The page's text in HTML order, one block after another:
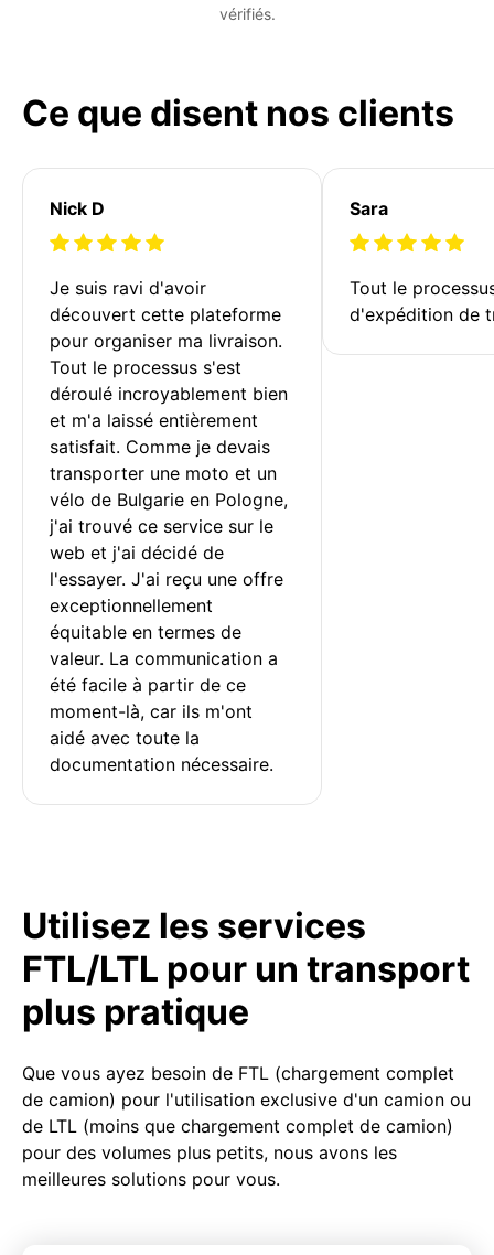
vérifiés.
Ce que disent nos clients
Nick D
Je suis ravi d'avoir
découvert cette plateforme
pour organiser ma livraison.
Tout le processus s'est
déroulé incroyablement bien
et m'a laissé entièrement
satisfait. Comme je devais
transporter une moto et un
vélo de Bulgarie en Pologne,
j'ai trouvé ce service sur le
web et j'ai décidé de
l'essayer. J'ai reçu une offre
exceptionnellement
équitable en termes de
valeur. La communication a
été facile à partir de ce
moment-là, car ils m'ont
aidé avec toute la
documentation nécessaire.
Sara
Tout le
d'expédition de
Utilisez les services
FTL/LTL pour un transport
plus pratique
Que vous ayez besoin de FTL (chargement complet
de camion) pour l'utilisation exclusive d'un camion ou
de LTL (moins que chargement complet de camion)
pour des volumes plus petits, nous avons les
meilleures solutions pour vous.